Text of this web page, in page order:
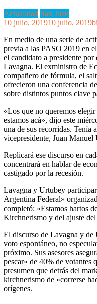
Actualidad San Juan
10 julio, 201910 julio, 2019
En medio de una serie de
previa a las PASO 2019 en
el candidato a presidente
Lavagna. El exministro de
compañero de fórmula, el
ofrecieron una conferencia
sobre distintos puntos clave
«Los que no queremos
estamos acá», dijo este
una de sus recorridas. Tenía
vicepresidente, Juan Manuel
Replicará ese discurso en
concentrará en hablar de
castigado por la recesión.
Lavagna y Urtubey
Argentina Federal»
completó: «Estamos hartos
Kirchnerismo y del ajuste
El discurso de Lavagna y de
voto espontáneo, no
próximo. Sus asesores
pescar» de 40% de votantes
presumen que detrás del
kirchnerismo de «correrse
orígenes.